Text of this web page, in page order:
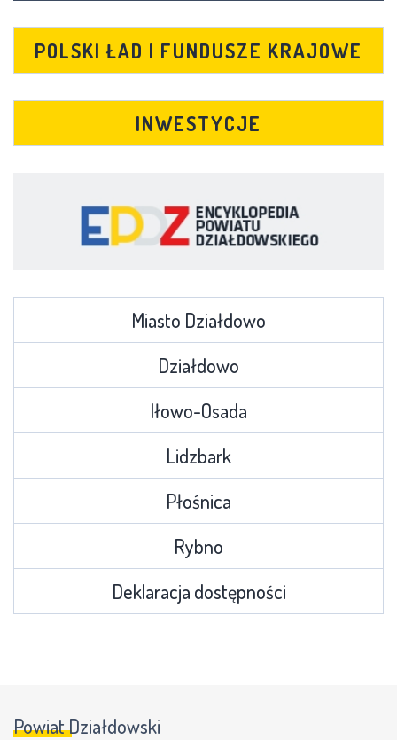
POLSKI ŁAD I FUNDUSZE KRAJOWE
INWESTYCJE
Miasto Działdowo
Działdowo
Iłowo-Osada
Lidzbark
Płośnica
Rybno
Deklaracja dostępności
Powiat Działdowski